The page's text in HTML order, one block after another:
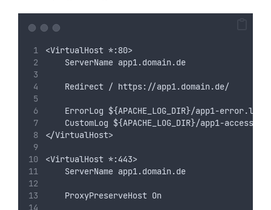
<VirtualHost *:80>
    ServerName app1.domain.de
    Redirect / https://app1.domain.de/
    ErrorLog ${APACHE_LOG_DIR}/app1-error.log
CustomLog ${APACHE_LOG_DIR}/app1-
</VirtualHost>
<VirtualHost *:443>
    ServerName app1.domain.de
    ProxyPreserveHost On